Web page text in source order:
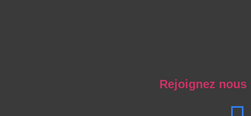
Rejoignez